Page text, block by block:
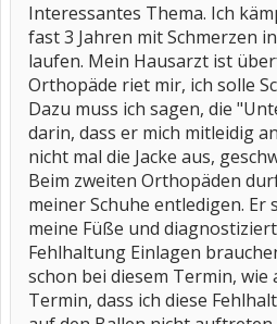
Interessantes Thema. Ich
fast 3 Jahren mit Schmerzen
laufen. Mein Hausarzt ist
Orthopäde riet mir, ich solle
Dazu muss ich sagen, die
darin, dass er mich mitleidig
nicht mal die Jacke aus,
Beim zweiten Orthopäden
meiner Schuhe entledigen. Er
meine Füße und
Fehlhaltung Einlagen
schon bei diesem Termin,
Termin, dass ich diese